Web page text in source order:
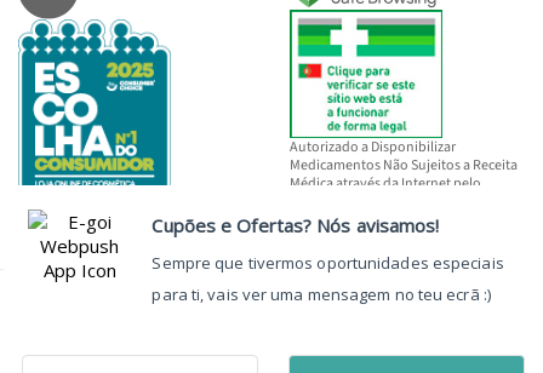
Autorizado a Disponibilizar
Medicamentos Não Sujeitos a Receita
Médica através da Internet pelo